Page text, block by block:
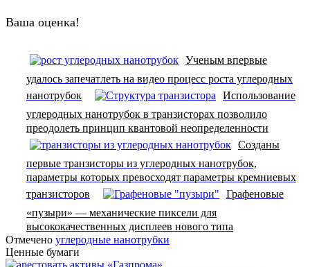
Ваша оценка!
Ученым впервые
удалось запечатлеть на видео процесс роста углеродных
нанотрубок
Использование
углеродных нанотрубок в транзисторах позволило
преодолеть принцип квантовой неопределенности
Созданы
первые транзисторы из углеродных нанотрубок,
параметры которых превосходят параметры кремниевых
транзисторов
Графеновые
«пузыри» — механические пиксели для
высококачественных дисплеев нового типа
Отмечено углеродные нанотрубки
Ценные бумаги